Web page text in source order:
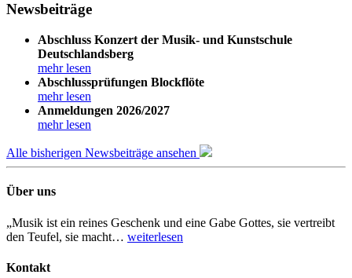
Newsbeiträge
Abschluss Konzert der Musik- und Kunstschule
Deutschlandsberg
mehr lesen
Abschlussprüfungen Blockflöte
mehr lesen
Anmeldungen 2026/2027
mehr lesen
Alle bisherigen Newsbeiträge ansehen
Über uns
„Musik ist ein reines Geschenk und eine Gabe Gottes, sie vertreibt
den Teufel, sie macht… weiterlesen
Kontakt